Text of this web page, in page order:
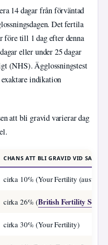
14 dagar från förväntad
Det fertila
före till 1 dag efter denna
eller under 25 dagar
(NHS). Ägglossningstest
indikation
att bli gravid varierar dag
CHANS ATT BLI GRAVID VID
cirka 10% (Your Fertility
cirka 26% (British Fertility
cirka 30% (Your Fertility)